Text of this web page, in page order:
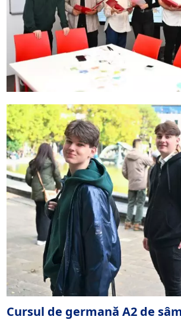
Cursul de germană A2 de